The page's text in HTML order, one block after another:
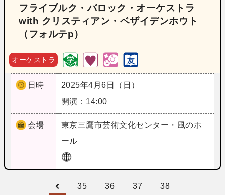
フライブルク・バロック・オーケストラ
with クリスティアン・ベザイデンホウト
（フォルテp）
オーケストラ
日時
2025年4月6日（日）
開演：14:00
会場 東京三鷹市芸術文化センター・風のホ
ール
35 36 37
38